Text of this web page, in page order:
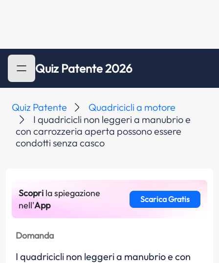
Quiz Patente 2026
Quiz Patente
Quadricicli a motore
I quadricicli non leggeri a manubrio e
con carrozzeria aperta possono essere
condotti senza casco
Scopri la spiegazione
nell'App
Scarica Gratis
Domanda
I quadricicli non leggeri a manubrio e con